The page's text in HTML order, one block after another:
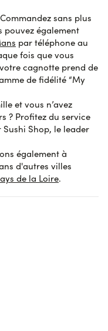
les morceaux de
ils se déchiraient
SOUMIS À UN CONTRÔLE
l'attestation de confiance
sans plus
pouvez également
par téléphone au
fois que vous
cagnotte prend de
de fidélité “My
et vous n’avez
? Profitez du service
Shop, le leader
également à
d'autres villes
de la Loire.